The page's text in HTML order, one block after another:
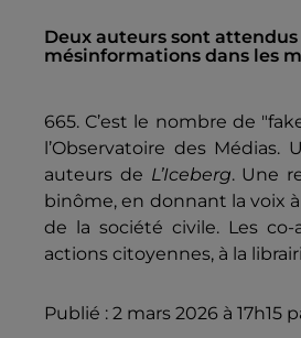
Deux auteurs sont
mésinformations dans les
665. C’est le nombre de
l’Observatoire des
auteurs de L’Iceberg. Une
binôme, en donnant la voix
de la société civile. Les
actions citoyennes, à la
Publié : 2 mars 2026 à